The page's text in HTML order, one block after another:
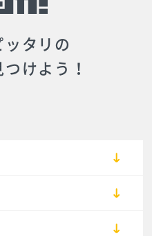
ッタリの
けよう！